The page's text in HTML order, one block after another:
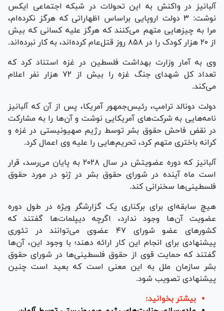
آلبانیز در واکنش به این تحولات در شبکه اجتماعی ایکس
نوشت: ۳ دولت اروپایی براساس اظهاراتی که هرگز نکرده‌ام،
مرا به چیز‌هایی متهم می‌کنند که هرگز علیه کسانی که بیش
از ۲۰ هزار کودک را در ۸۵۸ روز قتل‌عام کرده‌اند، به کار نبرده‌اند.
وی به آمار وزارت بهداشت فلسطین در غزه استناد کرد که
تعداد کل شهدای جنگ غزه را بیش از ۷۲ هزار نفر اعلام
می‌کند.
دولت دونالد ترامپ، رئیس‌جمهور آمریکا، پس از آن که آلبانیز
نامه‌هایی به شرکت‌های آمریکایی نوشت و آن‌ها را به مشارکت
در نقض فاحش حقوق بشر توسط رژیم صهیونیستی در غزه و
کرانه باختری متهم کرد، تحریم‌هایی را علیه وی اعمال کرد.
آلبانیز که دوره عضویتش در سال ۲۰۲۸ به پایان می‌رسد، قرار
است ماه آینده در شورای حقوق بشر در ژنو در مورد حقوق
فلسطینی‌ها سخنرانی کند.
هیچ سابقه‌ای برای برکناری یک گزارشگر ویژه در طول دوره
عضویت آن‌ها وجود ندارد، اگرچه دیپلمات‌ها گفتند که
کشور‌های عضو شورای ۴۷ عضوی می‌توانند در تئوری
پیشنهادی برای انجام این کار ارائه دهند؛ با وجود این، آن‌ها
گفتند که حمایت قوی از حقوق فلسطینی‌ها در شورای حقوق
بشر سازمان ملل به این معنی است که بعید است چنین
پیشنهادی تصویب شود.
بیشتر بخوانید: